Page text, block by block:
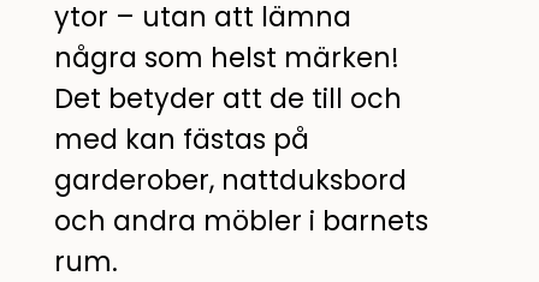
ytor – utan att lämna
några som helst märken!
Det betyder att de till och
med kan fästas på
garderober, nattduksbord
och andra möbler i barnets
rum.